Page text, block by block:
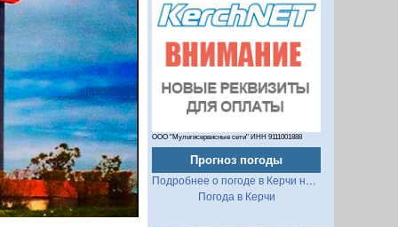
ООО "Мультисервисные сети" ИНН 9111001888
Прогноз погоды
Подробнее о погоде в Керчи на 2 недели
Погода в Керчи